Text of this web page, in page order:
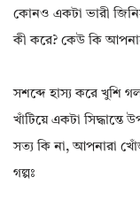
কোনও একটা ভারী
কী করে? কেউ কি
সশব্দে হাস্য করে খুশি
খাঁটিয়ে একটা সিদ্ধান্তে
সত্য কি না, আপনারা
গল্পঃ